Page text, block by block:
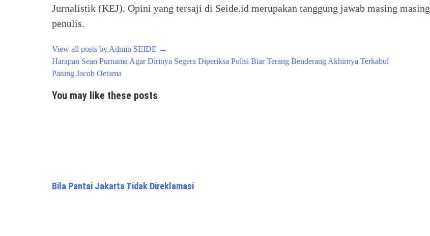
Jurnalistik (KEJ). Opini yang tersaji di Seide.id merupakan tanggung jawab masing masing
penulis.
View all posts by Admin SEIDE →
Post
navigation
Harapan Sean Purnama Agar Dirinya Segera Diperiksa Polisi Biar Terang Benderang Akhirnya Terkabul
Patung Jacob Oetama
You may like these posts
Bila Pantai Jakarta Tidak Direklamasi